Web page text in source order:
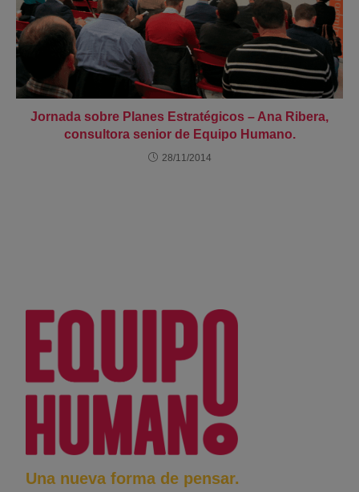
Jornada sobre Planes Estratégicos – Ana Ribera,
consultora senior de Equipo Humano.
28/11/2014
Una nueva forma de pensar.